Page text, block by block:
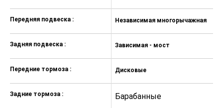
Серебристо-серый "Техно"
Средний серо-зеленый "Кварц"
Серебристо-темно-серый "Борнео"
Черный "Черное зеркало"
Передняя подвеска :
Задняя подвеска :
Передние тормоза :
Задние тормоза :
Независимая многорычажная
Зависимая - мост
Дисковые
Барабанные